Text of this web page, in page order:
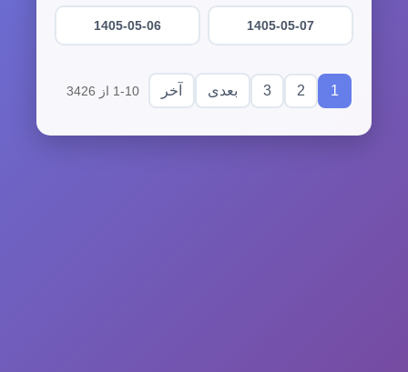
1405-05-07
1405-05-06
1
2
3 بعدی آخر 1-10 از 3426